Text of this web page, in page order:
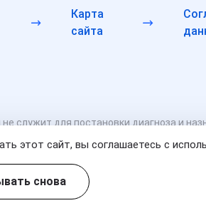
Карта
сайта
служит для постановки диагноза и
по телефону, мессенджерам и
этот сайт, вы соглашаетесь с
снова